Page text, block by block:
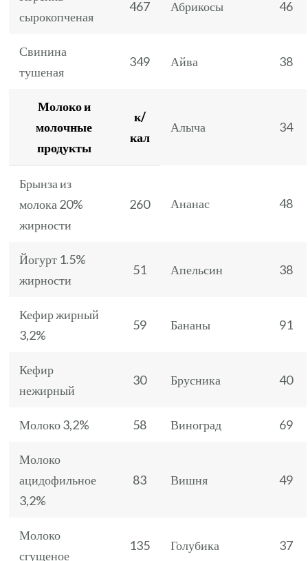
сырокопченая
467 Абрикосы 46
Свинина
тушеная
349 Айва 38
Молоко и
молочные
продукты
к/
кал
Алыча 34
Брынза из
молока 20%
жирности
260 Ананас 48
Йогурт 1.5%
жирности
51 Апельсин 38
Кефир жирный
3,2%
59 Бананы 91
Кефир
нежирный
30 Брусника 40
Молоко 3,2% 58 Виноград 69
Молоко
ацидофильное
3,2%
83 Вишня 49
Молоко
сгущеное
135 Голубика 37